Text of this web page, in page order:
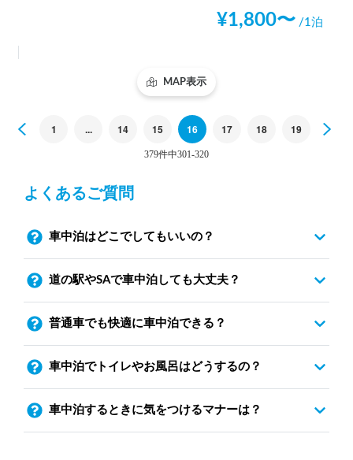
¥1,800〜 /1泊
MAP表示
Previous
1 ... 14 15 16 17 18 19
379件中301-320
よくあるご質問
車中泊はどこでしてもいいの？
道の駅やSAで車中泊しても大丈夫？
普通車でも快適に車中泊できる？
車中泊でトイレやお風呂はどうするの？
車中泊するときに気をつけるマナーは？